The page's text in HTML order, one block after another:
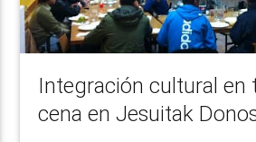
Integración cultural en
cena en Jesuitak